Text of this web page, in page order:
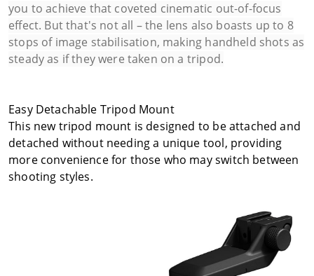
you to achieve that coveted cinematic out-of-focus
effect. But that's not all – the lens also boasts up to 8
stops of image stabilisation, making handheld shots as
steady as if they were taken on a tripod.
Easy Detachable Tripod Mount
This new tripod mount is designed to be attached and
detached without needing a unique tool, providing
more convenience for those who may switch between
shooting styles.